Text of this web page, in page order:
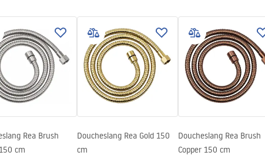
_24.pdf
Rea Brush
cm
Doucheslang Rea Gold 150
cm
Doucheslang Rea Brush
Copper 150 cm